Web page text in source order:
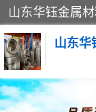
山东华